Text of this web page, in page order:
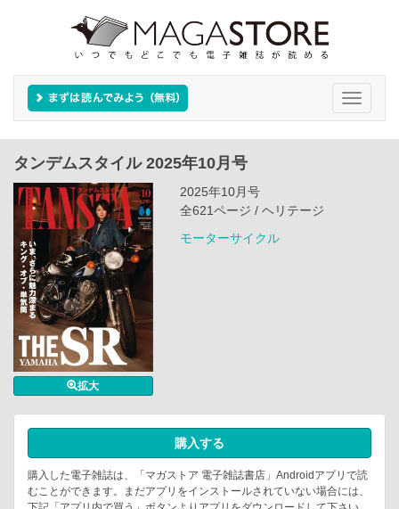
Toggle
タンデムスタイル 2025年10月号
拡大
2025年10月号
全621ページ / ヘリテージ
モーターサイクル
購入する
購入した電子雑誌は、「マガストア 電子雑誌書店」Androidアプリで読
むことができます。まだアプリをインストールされていない場合には、